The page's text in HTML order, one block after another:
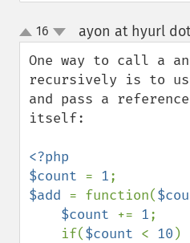
up
down
16 ayon at hyurl
One way to call a
recursively is to
and pass a
itself:
<?php
$count = 1
$add = function(
$count += 1;
    if(
$count < 10 )